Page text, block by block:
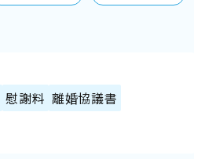
慰謝料 離婚協議書